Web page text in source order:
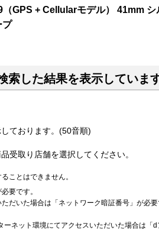
GPS + Cellularモデル） 41mm
プ
索した結果を表示していま
ております。(50音順)
受取り店舗を選択してください。
ことはできません。
要です。
ただいた場合は「ネットワーク暗証番号」が必
ーネット環境にてアクセスいただいた場合は「